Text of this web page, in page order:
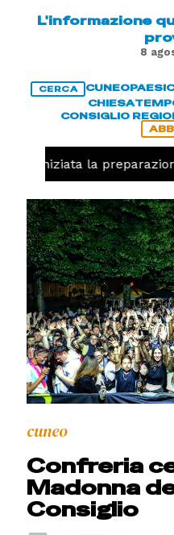
L'informazione
8
CERCA CUNEOPAESI
CHIESA
CONSIGLIO
iniziata la
cuneo
Confreria
Madonna
Consiglio